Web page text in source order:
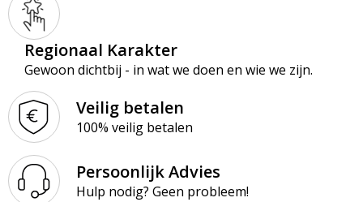
Regionaal Karakter
Gewoon dichtbij - in wat we doen en wie we zijn.
Veilig betalen
100% veilig betalen
Persoonlijk Advies
Hulp nodig? Geen probleem!